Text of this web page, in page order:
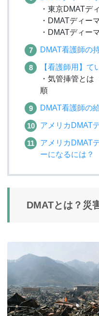
・東京DMATデ
・DMATディー
・DMATディー
DMAT看護師の
【看護師用】
・気管挿管とは
順
DMAT看護師の
アメリカDMAT
アメリカDMAT
ーになるには？
DMATとは？災